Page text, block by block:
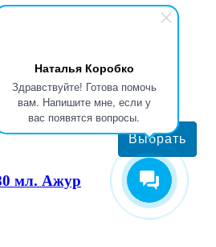
Наталья Коробко
Здравствуйте! Готова помочь
вам. Напишите мне, если у
вас появятся вопросы.
в подарочном деревянном
2650 руб
мл. Ажур